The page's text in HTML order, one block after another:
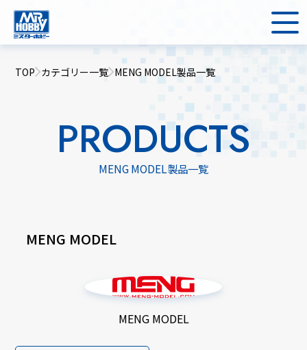
TOP カテゴリー一覧 MENG MODEL製品一覧
PRODUCTS
MENG MODEL製品一覧
MENG MODEL
MENG MODEL